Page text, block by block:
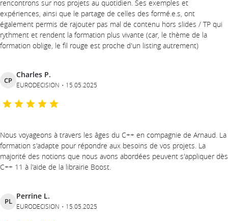
rencontrons sur nos projets au quotidien. Ses exemples et
expériences, ainsi que le partage de celles des formé.e.s, ont
également permis de rajouter pas mal de contenu hors slides / TP qui
rythment et rendent la formation plus vivante (car, le thème de la
formation oblige, le fil rouge est proche d'un listing autrement)
CP
Charles P.
EURODECISION 15.05.2025
Nous voyageons à travers les âges du C++ en compagnie de Arnaud. La
formation s'adapte pour répondre aux besoins de vos projets. La
majorité des notions que nous avons abordées peuvent s'appliquer dès
C++ 11 à l'aide de la librairie Boost.
PL
Perrine L.
EURODECISION 15.05.2025